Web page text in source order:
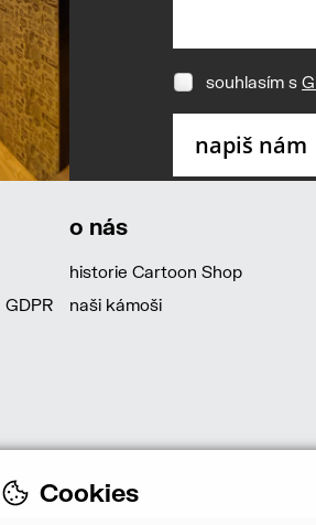
souhlasím s
o nás
historie Cartoon Shop
naši kámoši
Cookies